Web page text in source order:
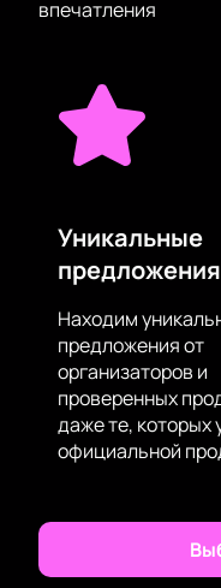
феноменом, а фразы
Концерт состоится
является одной из
городе. Это
которое
звуком и ярким
незабываемую
Купить билеты на
группы
гарантируем
упустите
Сироткин и
компании
впечатления
Уникальные
предложения
Находим
предложения от
организаторов и
проверенных
даже те, которых
официальной